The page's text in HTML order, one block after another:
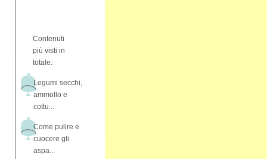
Contenuti
più visti in
totale:
Legumi secchi,
ammollo e
cottu...
Come pulire e
cuocere gli
aspa...